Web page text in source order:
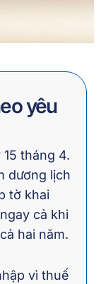
yêu
tháng 4.
dương lịch
tờ khai
cả khi
hai năm.
vì thuế